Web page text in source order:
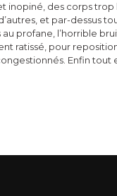
inopiné, des corps trop
et par-dessus
au profane, l’horrible
ratissé, pour
Enfin tout